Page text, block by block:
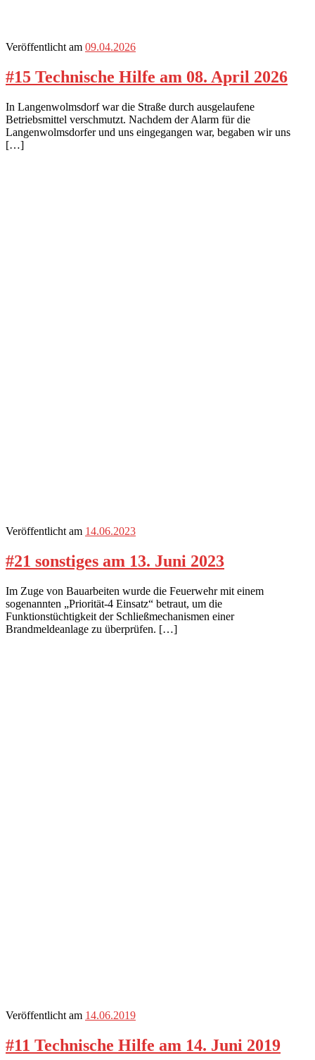
Veröffentlicht am 09.04.2026
#15 Technische Hilfe am 08. April 2026
In Langenwolmsdorf war die Straße durch ausgelaufene
Betriebsmittel verschmutzt. Nachdem der Alarm für die
Langenwolmsdorfer und uns eingegangen war, begaben wir uns
[…]
Veröffentlicht am 14.06.2023
#21 sonstiges am 13. Juni 2023
Im Zuge von Bauarbeiten wurde die Feuerwehr mit einem
sogenannten „Priorität-4 Einsatz“ betraut, um die
Funktionstüchtigkeit der Schließmechanismen einer
Brandmeldeanlage zu überprüfen. […]
Veröffentlicht am 14.06.2019
#11 Technische Hilfe am 14. Juni 2019